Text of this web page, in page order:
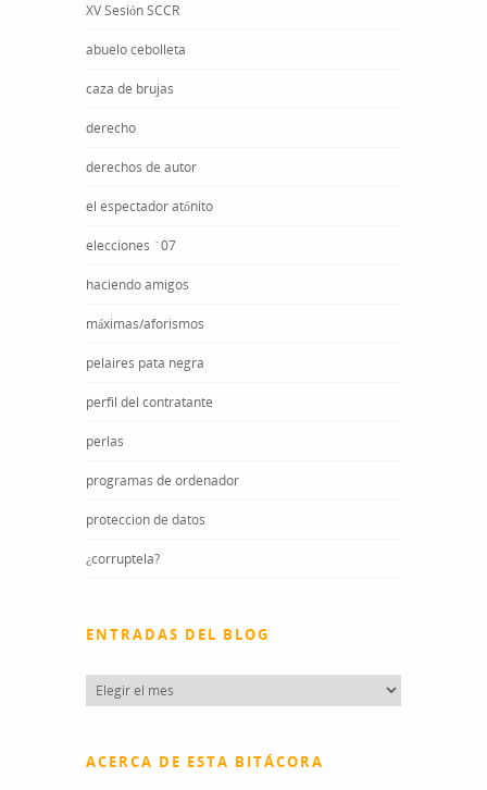
XV Sesión SCCR
abuelo cebolleta
caza de brujas
derecho
derechos de autor
el espectador atónito
elecciones ´07
haciendo amigos
máximas/aforismos
pelaires pata negra
perfil del contratante
perlas
programas de ordenador
proteccion de datos
¿corruptela?
ENTRADAS DEL BLOG
Entradas
del
ACERCA DE ESTA BITÁCORA